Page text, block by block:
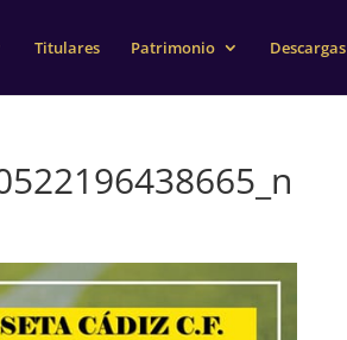
Titulares Patrimonio Descargas